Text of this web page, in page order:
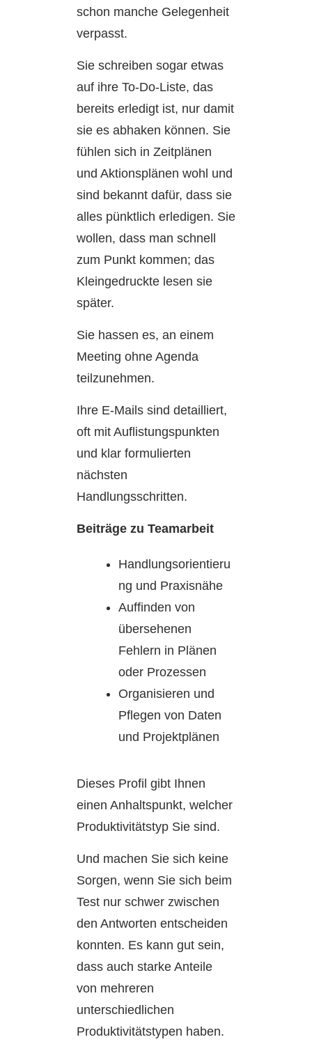
schon manche Gelegenheit
verpasst.
Sie schreiben sogar etwas
auf ihre To-Do-Liste, das
bereits erledigt ist, nur damit
sie es abhaken können. Sie
fühlen sich in Zeitplänen
und Aktionsplänen wohl und
sind bekannt dafür, dass sie
alles pünktlich erledigen. Sie
wollen, dass man schnell
zum Punkt kommen; das
Kleingedruckte lesen sie
später.
Sie hassen es, an einem
Meeting ohne Agenda
teilzunehmen.
Ihre E-Mails sind detailliert,
oft mit Auflistungspunkten
und klar formulierten
nächsten
Handlungsschritten.
Beiträge zu Teamarbeit
Handlungsorientieru
ng und Praxisnähe
Auffinden von
übersehenen
Fehlern in Plänen
oder Prozessen
Organisieren und
Pflegen von Daten
und Projektplänen
Dieses Profil gibt Ihnen
einen Anhaltspunkt, welcher
Produktivitätstyp Sie sind.
Und machen Sie sich keine
Sorgen, wenn Sie sich beim
Test nur schwer zwischen
den Antworten entscheiden
konnten. Es kann gut sein,
dass auch starke Anteile
von mehreren
unterschiedlichen
Produktivitätstypen haben.